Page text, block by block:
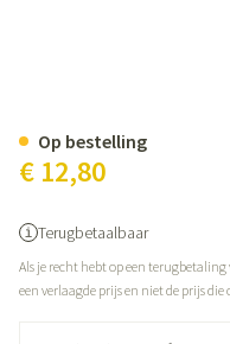
€ 12,80
Terugbetaalbaar
Als je recht hebt op een
een verlaagde prijs en niet de prijs
Op bestelling